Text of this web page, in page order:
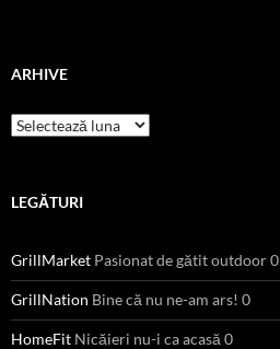
ARHIVE
Arhive
LEGĂTURI
GrillMarket Pasionat de gătit outdoor 0
GrillNation Bine că nu ne-am ars! 0
HomeFit Nicăieri nu-i ca acasă 0